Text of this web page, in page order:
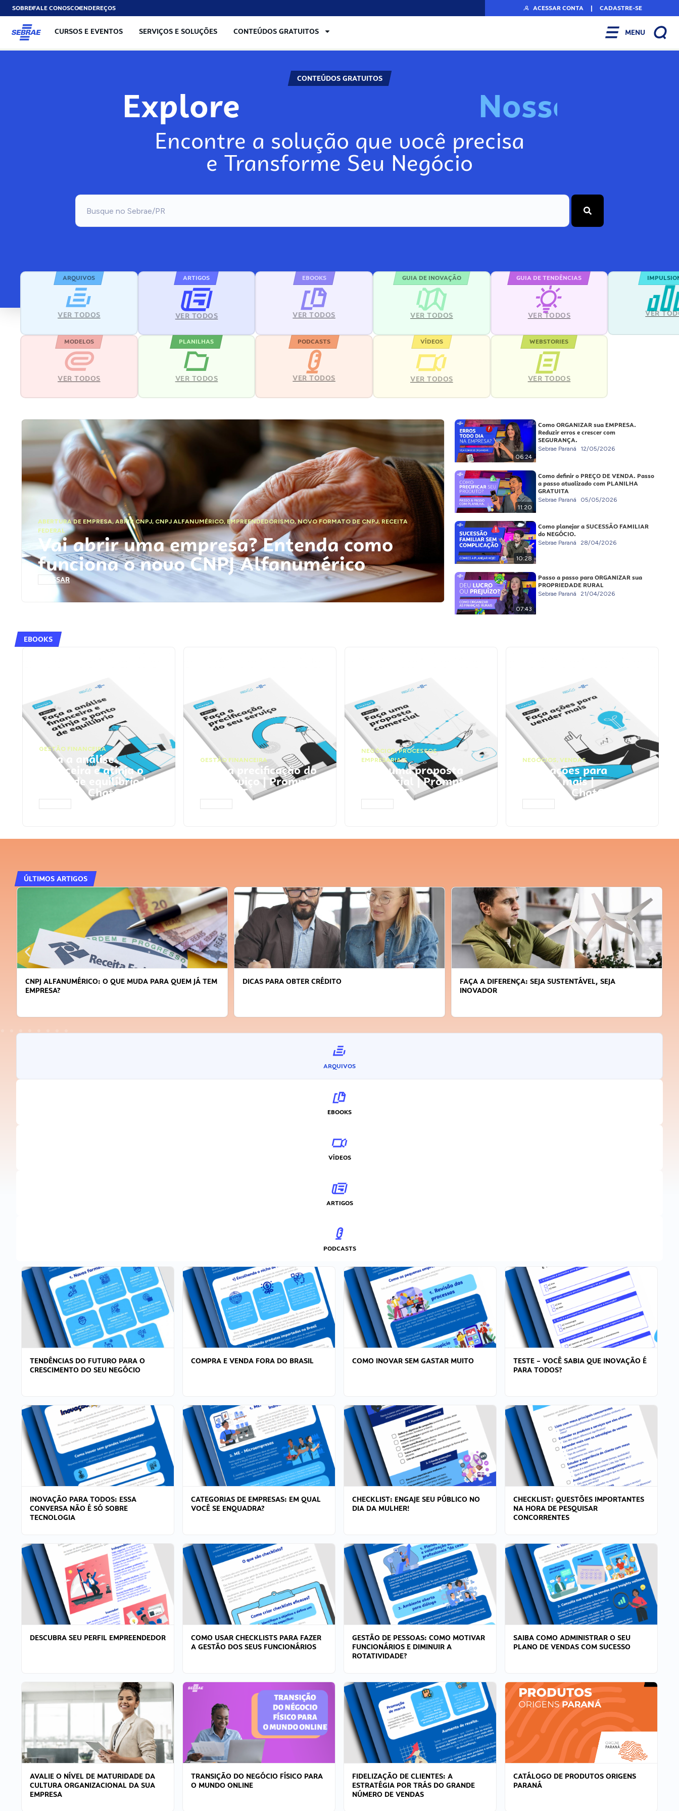
SOBREFALE CONOSCOENDEREÇOS ACESSAR CONTA | CADASTRE-SE
CURSOS E EVENTOS SERVIÇOS E SOLUÇÕES CONTEÚDOS GRATUITOS MENU
CONTEÚDOS GRATUITOS
Explore Nosso
Encontre a solução que você precisa
e Transforme Seu Negócio
ARQUIVOS
VER TODOS
ARTIGOS
VER TODOS
EBOOKS
VER TODOS
GUIA DE INOVAÇÃO
VER TODOS
GUIA DE TENDÊNCIAS
VER TODOS VER
MODELOS
VER TODOS
PLANILHAS
VER TODOS
PODCASTS
VER TODOS
VÍDEOS
VER TODOS
WEBSTORIES
VER TODOS
ABERTURA DE EMPRESA,ABRIR CNPJ, CNPJ ALFANUMÉRICO, EMPREENDEDORISMO,NOVO FORMATO DE CNPJ,RECEITA
FEDERAL
Vai abrir uma empresa? Entenda como
funciona o novo CNPJ Alfanumérico
ACESSAR
06:24
Como ORGANIZAR sua EMPRESA.
Reduzir erros e crescer com
SEGURANÇA.
Sebrae Paraná 12/05/2026
11:20
Como definir o PREÇO DE VENDA. Passo
a passo atualizado com PLANILHA
GRATUITA
Sebrae Paraná 05/05/2026
10:28
Como planejar a SUCESSÃO FAMILIAR
do NEGÓCIO.
Sebrae Paraná 28/04/2026
07:43
Passo a passo para ORGANIZAR sua
PROPRIEDADE RURAL
Sebrae Paraná 21/04/2026
EBOOKS
GESTÃO FINANCEIRA
Faça a análise
financeira e atinja o
ponto de equilíbrio |
Prompts ChatGPT
GESTÃO FINANCEIRA
Faça a precificação do
seu serviço | Prompts
ChatGPT
NEGÓCIOS,PROCESSOS
EMPRESARIAIS
Faça uma proposta
comercial | Prompts
ChatGPT
NEGÓCIOS, VENDAS
Faça ações para
vender mais |
Prompts ChatGPT
ÚLTIMOS ARTIGOS
CNPJ ALFANUMÉRICO: O QUE MUDA PARA QUEM JÁ TEM
EMPRESA?
DICAS PARA OBTER CRÉDITO
FAÇA A DIFERENÇA: SEJA SUSTENTÁVEL, SEJA
INOVADOR
ARQUIVOS
EBOOKS
VÍDEOS
ARTIGOS
PODCASTS
TENDÊNCIAS DO FUTURO PARA O
CRESCIMENTO DO SEU NEGÓCIO
COMPRA E VENDA FORA DO BRASIL COMO INOVAR SEM GASTAR MUITO
TESTE – VOCÊ SABIA QUE INOVAÇÃO É
PARA TODOS?
INOVAÇÃO PARA TODOS: ESSA
CONVERSA NÃO É SÓ SOBRE
TECNOLOGIA
CATEGORIAS DE EMPRESAS: EM QUAL
VOCÊ SE ENQUADRA?
CHECKLIST: ENGAJE SEU PÚBLICO NO
DIA DA MULHER!
CHECKLIST: QUESTÕES IMPORTANTES
NA HORA DE PESQUISAR
CONCORRENTES
DESCUBRA SEU PERFIL EMPREENDEDOR
COMO USAR CHECKLISTS PARA FAZER
A GESTÃO DOS SEUS FUNCIONÁRIOS
GESTÃO DE PESSOAS: COMO MOTIVAR
FUNCIONÁRIOS E DIMINUIR A
ROTATIVIDADE?
SAIBA COMO ADMINISTRAR O SEU
PLANO DE VENDAS COM SUCESSO
AVALIE O NÍVEL DE MATURIDADE DA
CULTURA ORGANIZACIONAL DA SUA
EMPRESA
TRANSIÇÃO DO NEGÓCIO FÍSICO PARA
O MUNDO ONLINE
FIDELIZAÇÃO DE CLIENTES: A
ESTRATÉGIA POR TRÁS DO GRANDE
NÚMERO DE VENDAS
CATÁLOGO DE PRODUTOS ORIGENS
PARANÁ